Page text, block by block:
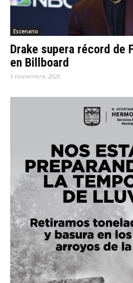
Escenario
Drake supera récord de
en Billboard
3 noviembre, 2020